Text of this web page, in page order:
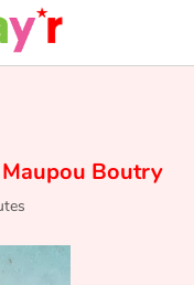
Boutry